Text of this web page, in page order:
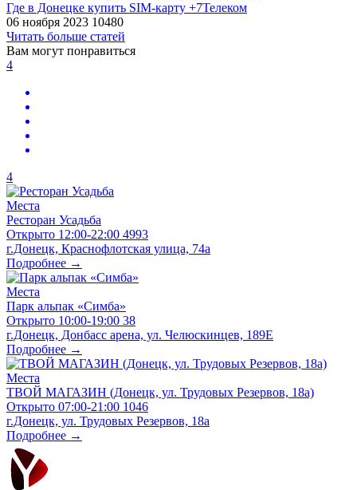
​Где в Донецке​ купить SIM-карту +7Телеком
06 ноября 2023 10480
Читать больше статей
Вам могут понравиться
4
4
Места
Ресторан Усадьба
Открыто 12:00-22:00 4993
г.Донецк, Краснофлотская улица, 74а
Подробнее →
Места
Парк альпак «Симба»
Открыто 10:00-19:00 38
г.Донецк, Донбасс арена, ул. Челюскинцев, 189Е
Подробнее →
Места
ТВОЙ МАГАЗИН (Донецк, ул. Трудовых Резервов, 18а)
Открыто 07:00-21:00 1046
г.Донецк, ул. Трудовых Резервов, 18а
Подробнее →